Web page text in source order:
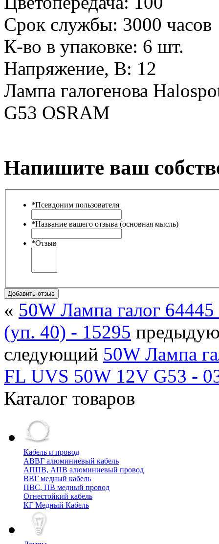
Срок службы: 3000 часов
К-во в упаковке: 6 шт.
Напряжение, В: 12
Лампа галогенова
G53 OSRAM
Напишите ваш
*Псевдоним пользователя
*Название вашего отзыва (основная мысль)
*Отзыв
Добавить отзыв
« 50W Лампа галог
(уп. 40) - 15295
следующий 50W Лампа
FL UVS 50W 12V G53 -
Каталог товаров
Кабель и провод
АВВГ алюминиевый кабель
АППВ, АПВ алюминиевый провод
ВВГ медный кабель
ПВС, ПВ медный провод
Огнестойкий кабель
КГ Медный Кабель